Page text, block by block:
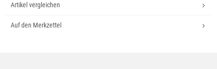
Artikel vergleichen
Auf den Merkzettel